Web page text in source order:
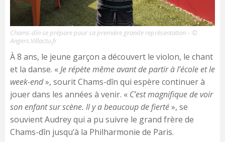
Chams-dîn se prépare pour sa première grande représentation – ©
Angers.Villactu.fr
À 8 ans, le jeune garçon a découvert le violon, le chant
et la danse. «Je répète même avant de partir à l’école et le
week-end», sourit Chams-dîn qui espère continuer à
jouer dans les années à venir. « C’est magnifique de voir
son enfant sur scène. Il y a beaucoup de fierté», se
souvient Audrey qui a pu suivre le grand frère de
Chams-dîn jusqu’à la Philharmonie de Paris.